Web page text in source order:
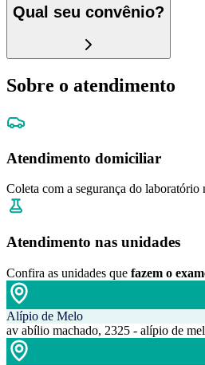
Qual seu convênio?
Sobre o atendimento
Atendimento domiciliar
Coleta com a segurança do laboratório
Atendimento nas unidades
Confira as unidades que fazem o
Alípio de Melo
av abílio machado, 2325 - alípio de